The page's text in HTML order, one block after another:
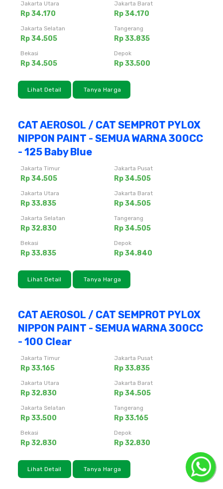
Jakarta Utara
Rp 34.170
Jakarta Barat
Rp 34.170
Jakarta Selatan
Rp 34.505
Tangerang
Rp 33.835
Bekasi
Rp 34.505
Depok
Rp 33.500
Lihat Detail Tanya Harga
CAT AEROSOL / CAT SEMPROT PYLOX
NIPPON PAINT - SEMUA WARNA 300CC
- 125 Baby Blue
Jakarta Timur
Rp 34.505
Jakarta Pusat
Rp 34.505
Jakarta Utara
Rp 33.835
Jakarta Barat
Rp 34.505
Jakarta Selatan
Rp 32.830
Tangerang
Rp 34.505
Bekasi
Rp 33.835
Depok
Rp 34.840
Lihat Detail Tanya Harga
CAT AEROSOL / CAT SEMPROT PYLOX
NIPPON PAINT - SEMUA WARNA 300CC
- 100 Clear
Jakarta Timur
Rp 33.165
Jakarta Pusat
Rp 33.835
Jakarta Utara
Rp 32.830
Jakarta Barat
Rp 34.505
Jakarta Selatan
Rp 33.500
Tangerang
Rp 33.165
Bekasi
Rp 32.830
Depok
Rp 32.830
Lihat Detail Tanya Harga